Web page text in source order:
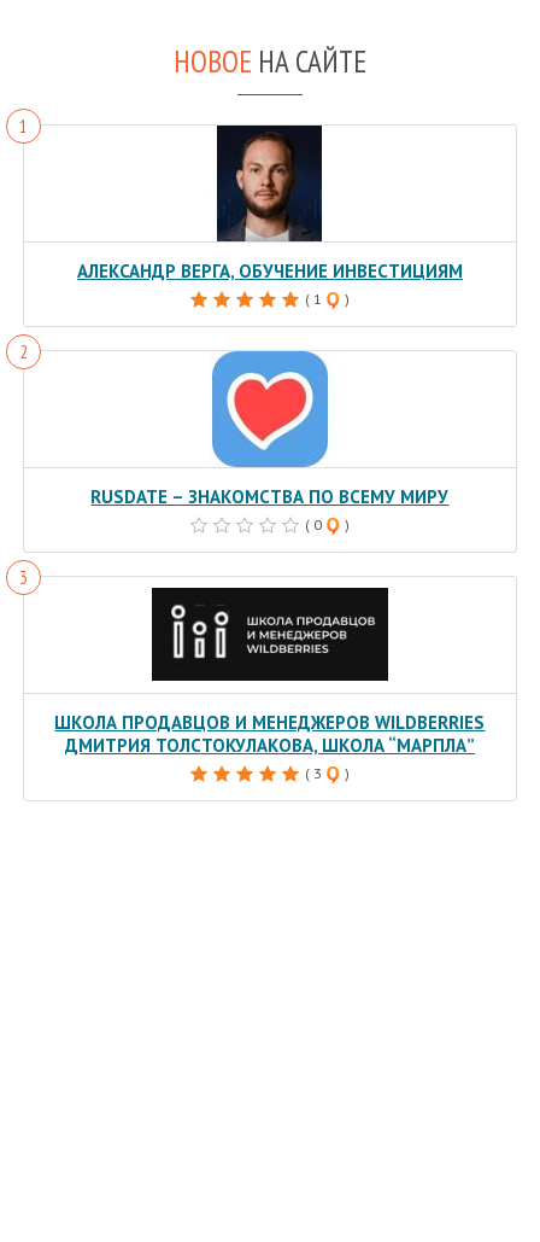
НОВОЕ НА САЙТЕ
АЛЕКСАНДР ВЕРГА, ОБУЧЕНИЕ ИНВЕСТИЦИЯМ
( 1 )
RUSDATE – ЗНАКОМСТВА ПО ВСЕМУ МИРУ
( 0 )
ШКОЛА ПРОДАВЦОВ И МЕНЕДЖЕРОВ WILDBERRIES
ДМИТРИЯ ТОЛСТОКУЛАКОВА, ШКОЛА “МАРПЛА”
( 3 )